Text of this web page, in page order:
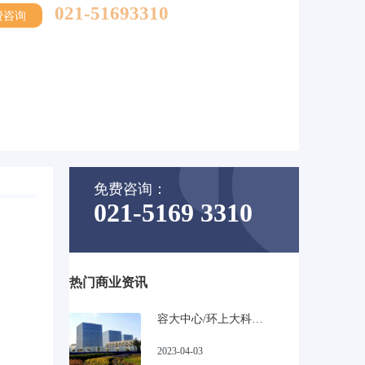
询 021-51693310
免费咨询：
021-5169 3310
热门商业资讯
容大中心/环上大科技园_宝山高性比甲级写字楼
2023-04-03